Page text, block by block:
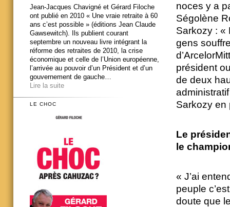
noces y a
Ségolène
Sarkozy : «
gens
président
de deux
Sarkozy en
Le
le
« J’ai
peuple
doute que
Jean-Jacques Chavigné et Gérard Filoche
ont publié en 2010 « Une vraie retraite à 60
ans c’est possible » (éditions Jean Claude
Gawsewitch). Ils publient courant
septembre un nouveau livre intégrant la
réforme des retraites de 2010, la crise
économique et celle de l’Union européenne,
l’arrivée au pouvoir d’un Président et d’un
gouvernement de gauche…
Lire la suite
LE CHOC